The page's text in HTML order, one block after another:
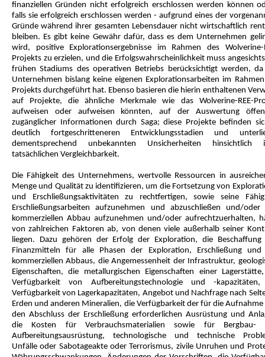
finanziellen Gründen nicht erfolgreich erschlossen werden können
falls sie erfolgreich erschlossen werden - aufgrund eines der
Gründe während ihrer gesamten Lebensdauer nicht wirtschaftlich
bleiben. Es gibt keine Gewähr dafür, dass es dem Unternehmen
wird, positive Explorationsergebnisse im Rahmen des Wolverine-
Projekts zu erzielen, und die Erfolgswahrscheinlichkeit muss
frühen Stadiums des operativen Betriebs berücksichtigt werden,
Unternehmen bislang keine eigenen Explorationsarbeiten im
Projekts durchgeführt hat. Ebenso basieren die hierin enthaltenen
auf Projekte, die ähnliche Merkmale wie das Wolverine-REE-
aufweisen oder aufweisen könnten, auf der Auswertung
zugänglicher Informationen durch Saga; diese Projekte befinden
deutlich fortgeschritteneren Entwicklungsstadien und
dementsprechend unbekannten Unsicherheiten hinsichtlich
tatsächlichen Vergleichbarkeit.
Die Fähigkeit des Unternehmens, wertvolle Ressourcen in
Menge und Qualität zu identifizieren, um die Fortsetzung von
und Erschließungsaktivitäten zu rechtfertigen, sowie seine
Erschließungsarbeiten aufzunehmen und abzuschließen und/oder
kommerziellen Abbau aufzunehmen und/oder aufrechtzuerhalten,
von zahlreichen Faktoren ab, von denen viele außerhalb seiner
liegen. Dazu gehören der Erfolg der Exploration, die Beschaffung
Finanzmitteln für alle Phasen der Exploration, Erschließung und
kommerziellen Abbaus, die Angemessenheit der Infrastruktur,
Eigenschaften, die metallurgischen Eigenschaften einer
Verfügbarkeit von Aufbereitungstechnologie und -
Verfügbarkeit von Lagerkapazitäten, Angebot und Nachfrage nach
Erden und anderen Mineralien, die Verfügbarkeit der für die
den Abschluss der Erschließung erforderlichen Ausrüstung und
die Kosten für Verbrauchsmaterialien sowie für Bergbau-
Aufbereitungsausrüstung, technologische und technische
Unfälle oder Sabotageakte oder Terrorismus, zivile Unruhen und